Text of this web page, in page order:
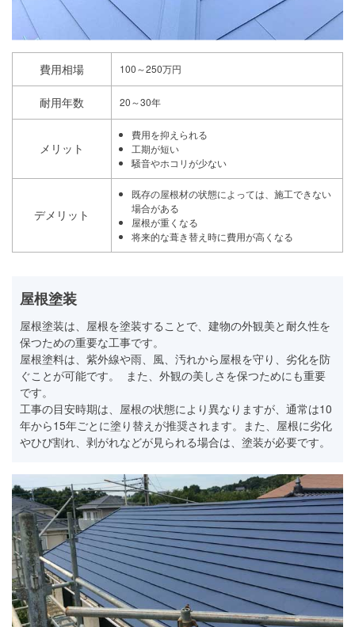
費用相場 100～250万円
耐用年数 20～30年
メリット
費用を抑えられる
工期が短い
騒音やホコリが少ない
デメリット
既存の屋根材の状態によっては、施工できない
場合がある
屋根が重くなる
将来的な葺き替え時に費用が高くなる
屋根塗装
屋根塗装は、屋根を塗装することで、建物の外観美と耐久性を
保つための重要な工事です。
屋根塗料は、紫外線や雨、風、汚れから屋根を守り、劣化を防
ぐことが可能です。 また、外観の美しさを保つためにも重要
です。
工事の目安時期は、屋根の状態により異なりますが、通常は10
年から15年ごとに塗り替えが推奨されます。また、屋根に劣化
やひび割れ、剥がれなどが見られる場合は、塗装が必要です。